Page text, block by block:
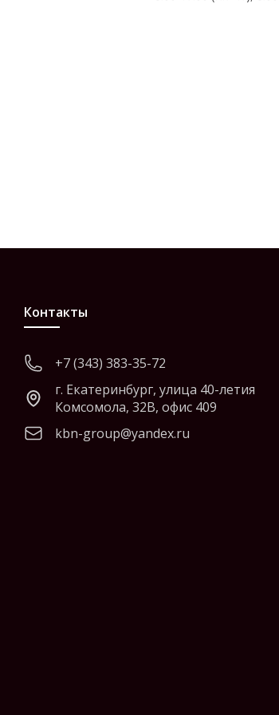
Контакты
+7 (343) 383-35-72
г. Екатеринбург, улица 40-летия
Комсомола, 32В, офис 409
kbn-group@yandex.ru